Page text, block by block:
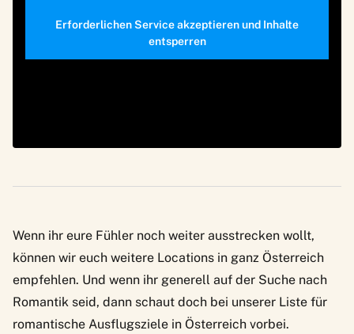
Erforderlichen Service akzeptieren und Inhalte
entsperren
Wenn ihr eure Fühler noch weiter ausstrecken wollt,
können wir euch weitere Locations in ganz Österreich
empfehlen. Und wenn ihr generell auf der Suche nach
Romantik seid, dann schaut doch bei unserer Liste für
romantische Ausflugsziele in Österreich vorbei.